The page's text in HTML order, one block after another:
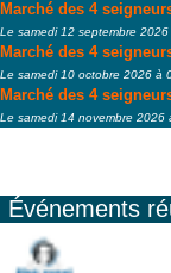
Marché des 4
Le samedi 12 septembre
Marché des 4
Le samedi 10 octobre 2026 à
Marché des 4
Le samedi 14 novembre 2026
Événements